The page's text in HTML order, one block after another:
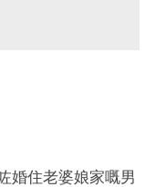
婚住老婆娘家嘅男